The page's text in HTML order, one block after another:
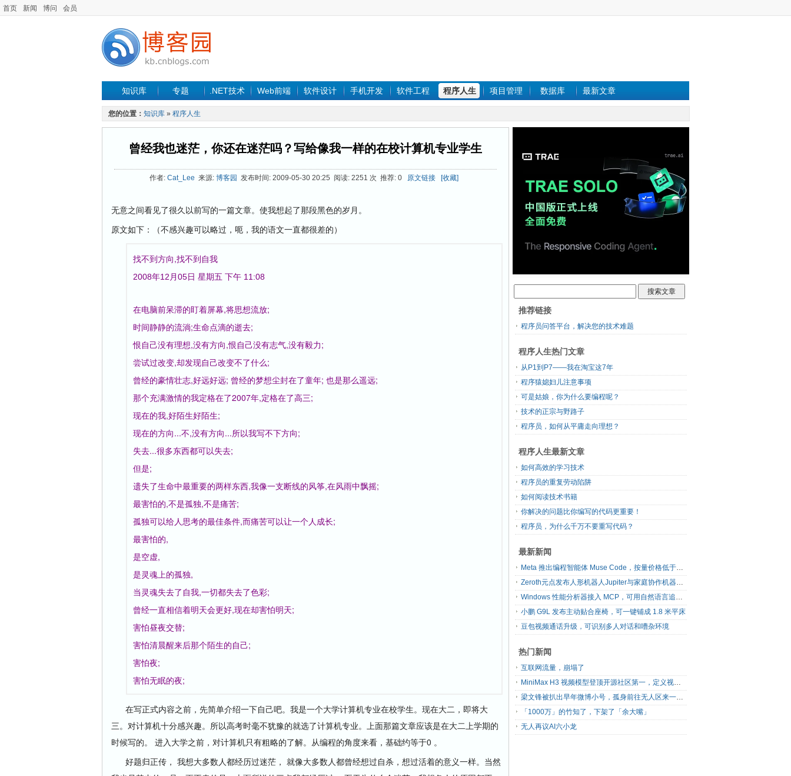
首页 新闻 博问 会员
知识库 专题 .NET技术 Web前端 软件设计 手机开发 软件工程 程序人生 项目管理 数据库 最新文章
您的位置： 知识库 » 程序人生
曾经我也迷茫，你还在迷茫吗？写给像我一样的在校计算机专业学生
作者: Cat_Lee 来源: 博客园 发布时间: 2009-05-30 20:25 阅读: 2251 次 推荐: 0 原文链接 [收藏]
无意之间看见了很久以前写的一篇文章。使我想起了那段黑色的岁月。
原文如下：（不感兴趣可以略过，呃，我的语文一直都很差的）
找不到方向,找不到自我
2008年12月05日 星期五 下午 11:08
在电脑前呆滞的盯着屏幕,将思想流放;
时间静静的流淌;生命点滴的逝去;
恨自己没有理想,没有方向,恨自己没有志气,没有毅力;
尝试过改变,却发现自己改变不了什么;
曾经的豪情壮志,好远好远; 曾经的梦想尘封在了童年; 也是那么遥远;
那个充满激情的我定格在了2007年,定格在了高三;
现在的我,好陌生好陌生;
现在的方向...不,没有方向...所以我写不下方向;
失去...很多东西都可以失去;
但是;
遗失了生命中最重要的两样东西,我像一支断线的风筝,在风雨中飘摇;
最害怕的,不是孤独,不是痛苦;
孤独可以给人思考的最佳条件,而痛苦可以让一个人成长;
最害怕的,
是空虚,
是灵魂上的孤独,
当灵魂失去了自我,一切都失去了色彩;
曾经一直相信着明天会更好,现在却害怕明天;
害怕昼夜交替;
害怕清晨醒来后那个陌生的自己;
害怕夜;
害怕无眠的夜;
在写正式内容之前， 先简单介绍一下自己吧。我是一个大学计算机专业在校学生。现在大二，即将大
三。对计算机十分感兴趣。所以高考时毫不犹豫的就选了计算机专业。上面那篇文章应该是在大二上学期的
时候写的。 进入大学之前，对计算机只有粗略的了解。从编程的角度来看，基础约等于0 。
好题归正传， 我想大多数人都经历过迷茫， 就像大多数人都曾经想过自杀，想过活着的意义一样。当然
推荐链接
程序员问答平台，解决您的技术难题
程序人生热门文章
从P1到P7——我在淘宝这7年
程序猿媳妇儿注意事项
可是姑娘，你为什么要编程呢？
技术的正宗与野路子
程序员，如何从平庸走向理想？
程序人生最新文章
如何高效的学习技术
程序员的重复劳动陷阱
如何阅读技术书籍
你解决的问题比你编写的代码更重要！
程序员，为什么千万不要重写代码？
最新新闻
Meta 推出编程智能体 Muse Code，按量价格低于主流同类工具
Zeroth元点发布人形机器人Jupiter与家庭协作机器人N1
Windows 性能分析器接入 MCP，可用自然语言追查系统卡顿
小鹏 G9L 发布主动贴合座椅，可一键铺成 1.8 米平床
豆包视频通话升级，可识别多人对话和嘈杂环境
热门新闻
互联网流量，崩塌了
MiniMax H3 视频模型登顶开源社区第一，定义视频模型领域“斩杀线”
梁文锋被扒出早年微博小号，孤身前往无人区来一场相当 deep 的 seek 旅行
「1000万」的竹知了，下架了「余大嘴」
无人再议AI六小龙